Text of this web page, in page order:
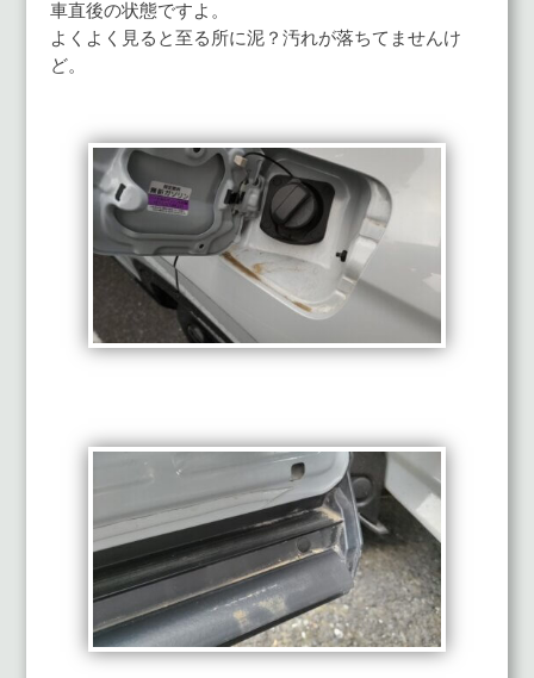
車直後の状態ですよ。
よくよく見ると至る所に泥？汚れが落ちてませんけ
ど。